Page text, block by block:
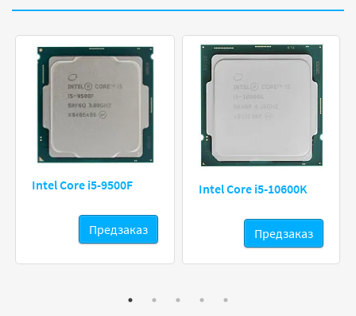
Intel Core i5-9500F
Предзаказ
Intel Core i5-10600K
Предзаказ